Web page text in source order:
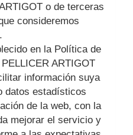
o de terceras
consideremos
en la Política de
ARTIGOT
información suya
datos estadísticos
de la web, con la
mejorar el servicio y